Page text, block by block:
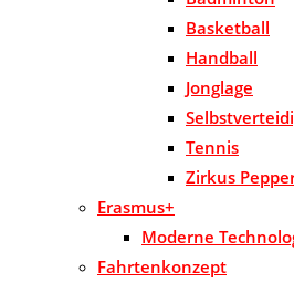
Basketball
Handball
Jonglage
Tennis
Zirkus
Erasmus+
Moderne
Fahrtenkonzept